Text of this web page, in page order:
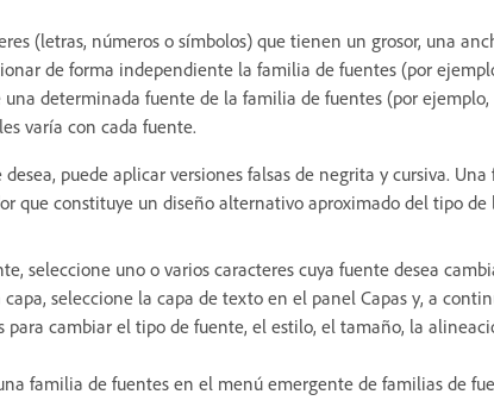
(letras, números o símbolos) que tienen un grosor, una
de forma independiente la familia de fuentes (por
determinada fuente de la familia de fuentes (por ejemplo,
varía con cada fuente.
puede aplicar versiones falsas de negrita y cursiva.
que constituye un diseño alternativo aproximado del tipo de
seleccione uno o varios caracteres cuya fuente desea
seleccione la capa de texto en el panel Capas y, a
para cambiar el tipo de fuente, el estilo, el tamaño, la
familia de fuentes en el menú emergente de familias de